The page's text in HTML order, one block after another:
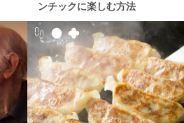
ンチックに楽しむ方法